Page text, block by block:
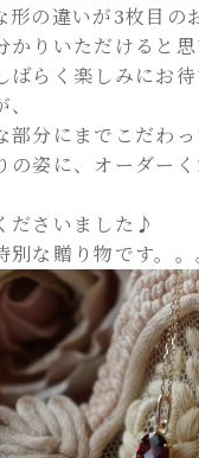
形の違いが3枚目の
かりいただけると思
ばらく楽しみにお
部分にまでこだわっ
の姿に、オーダー
ださいました♪
別な贈り物です。